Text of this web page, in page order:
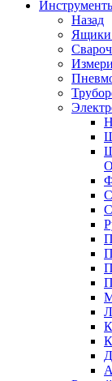
Назад
Ящики